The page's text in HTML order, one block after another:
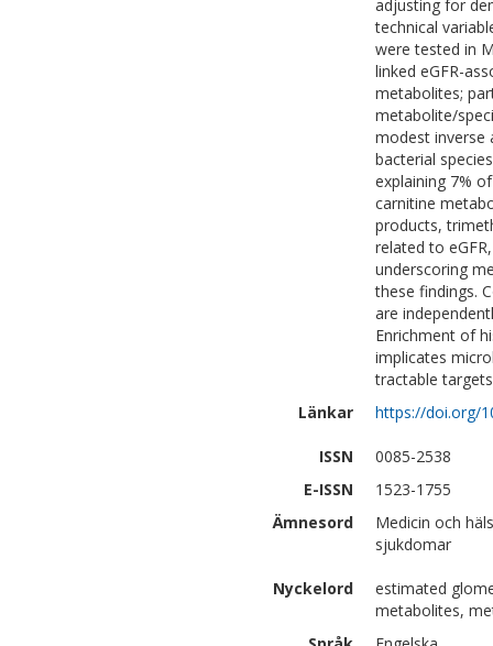
adjusting for
technical
were tested in
linked eGFR-
metabolites;
metabolite/
modest inverse
bacterial
explaining 7%
carnitine
products,
related to
underscoring
these findings.
are
Enrichment of
implicates
tractable
Länkar
https://doi.org/
ISSN
0085-2538
E-ISSN
1523-1755
Ämnesord
Medicin och
sjukdomar
Nyckelord
estimated
metabolites,